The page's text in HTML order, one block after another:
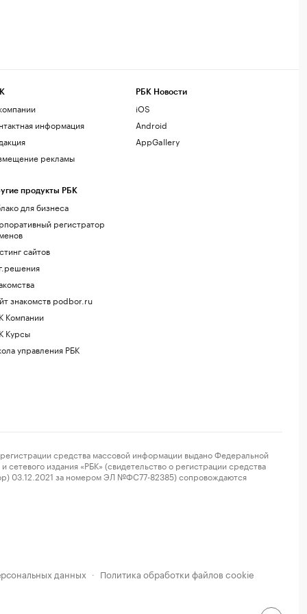
информация
рекламы
продукты РБК
для бизнеса
регистратор
сайтов
знакомств podbor.ru
Компании
Курсы
управления РБК
РБК Новости
iOS
Android
AppGallery
средства массовой информации выдано Федеральной
издания «РБК» (свидетельство о регистрации средства
03.12.2021 за номером ЭЛ №ФС77-82385) сопровождаются
данных · Политика обработки файлов cookie